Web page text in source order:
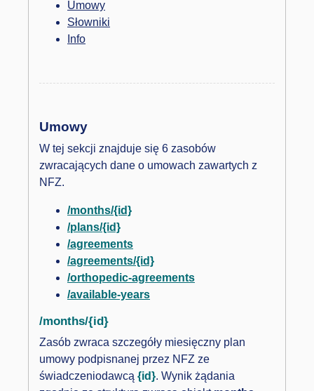
Umowy
Słowniki
Info
Umowy
W tej sekcji znajduje się 6 zasobów
zwracających dane o umowach zawartych z
NFZ.
/months/{id}
/plans/{id}
/agreements
/agreements/{id}
/orthopedic-agreements
/available-years
/months/{id}
Zasób zwraca szczegóły miesięczny plan
umowy podpisnanej przez NFZ ze
świadczeniodawcą {id}. Wynik żądania